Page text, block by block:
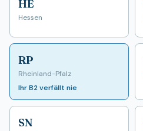
HE
Hessen
RP
Rheinland-Pfalz
Ihr B2 verfällt nie
SN